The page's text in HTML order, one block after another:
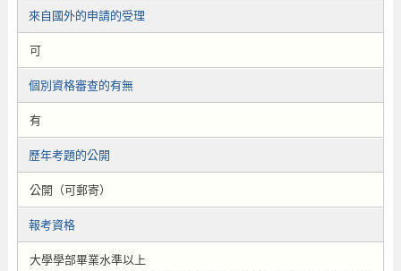
來自國外的申請的受理
可
個別資格審查的有無
有
歷年考題的公開
公開（可郵寄）
報考資格
大學學部畢業水準以上